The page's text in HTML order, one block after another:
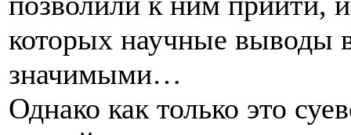
которых научные выводы
значимыми…
Однако как только это